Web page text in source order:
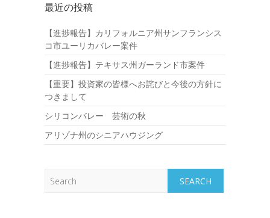
最近の投稿
【進捗報告】カリフォルニア州サンフランシス
コ市ユーリカバレー案件
【進捗報告】テキサス州ガーランド市案件
【重要】投資家の皆様へお詫びと今後の方針に
つきまして
シリコンバレー 芸術の秋
アリゾナ州のシニアハウジング
Search